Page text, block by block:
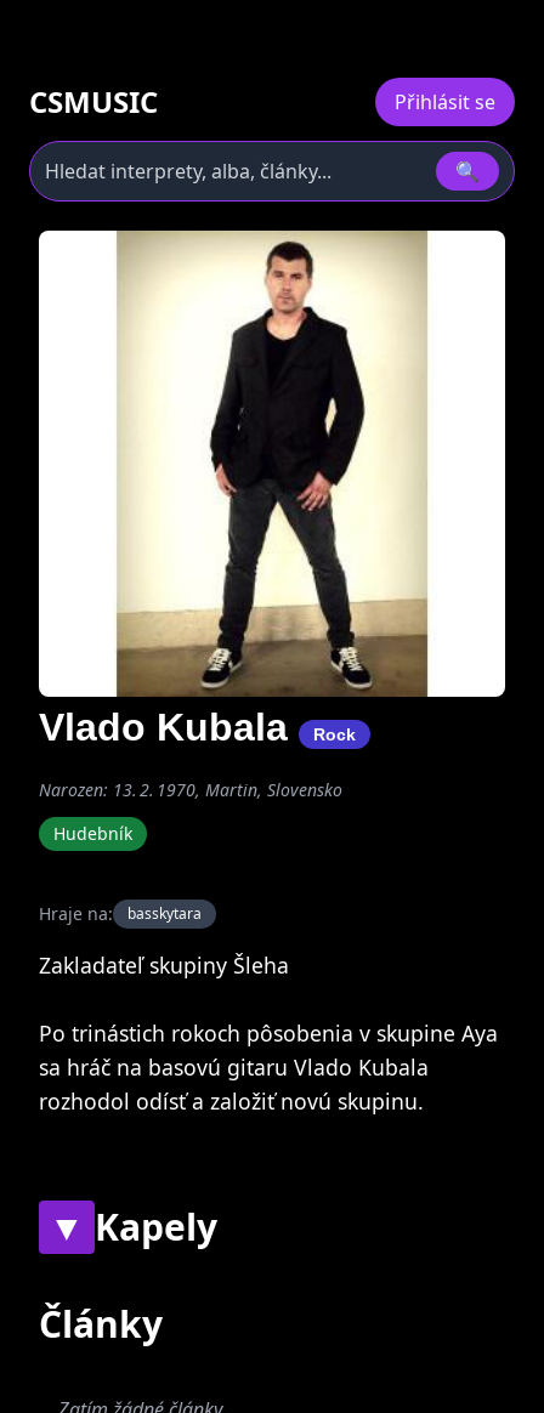
CSMUSIC Přihlásit se
🔍
Vlado Kubala Rock
Narozen: 13. 2. 1970, Martin, Slovensko
Hudebník
Hraje na: basskytara
Zakladateľ skupiny Šleha
Po trinástich rokoch pôsobenia v skupine Aya
sa hráč na basovú gitaru Vlado Kubala
rozhodol odísť a založiť novú skupinu.
▼ Kapely
Současné
Články